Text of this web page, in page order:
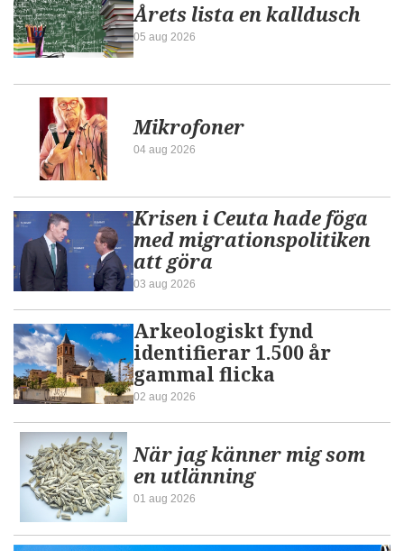
Årets lista en kalldusch
05 aug 2026
Mikrofoner
04 aug 2026
Krisen i Ceuta hade föga
med migrationspolitiken
att göra
03 aug 2026
Arkeologiskt fynd
identifierar 1.500 år
gammal flicka
02 aug 2026
När jag känner mig som
en utlänning
01 aug 2026